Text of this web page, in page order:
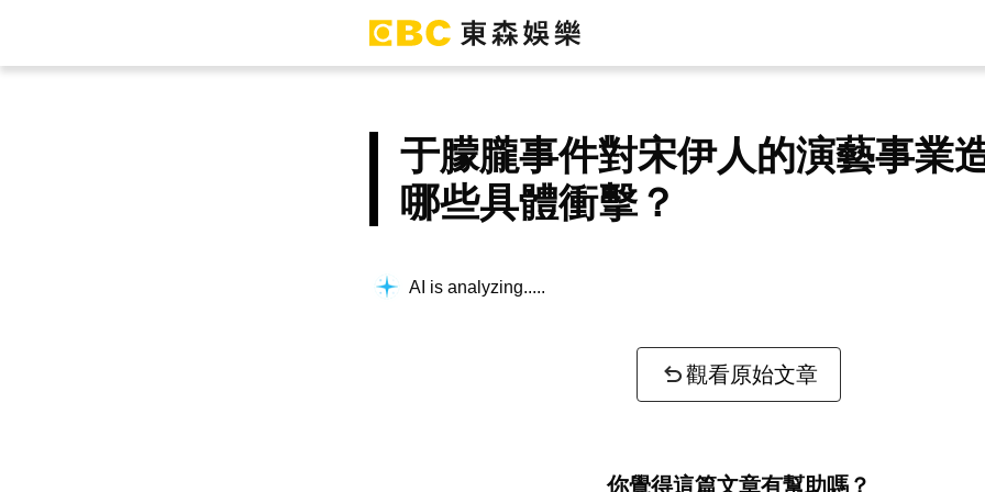
于朦朧事件對宋伊人的演藝事業
哪些具體衝擊？
AI is analyzing...
觀看原始文章
你覺得這篇文章有幫助嗎？